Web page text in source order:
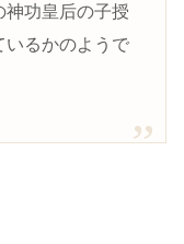
神功皇后の子授
いるかのようで